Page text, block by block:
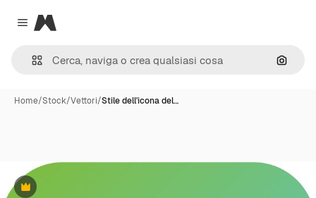
Close menu
Magnific
Cerca
Home/Stock/Vettori/Stile dell'icona del…
Premium